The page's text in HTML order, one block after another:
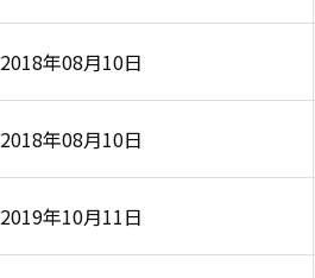
2018年08月10日
2018年08月10日
2019年10月11日